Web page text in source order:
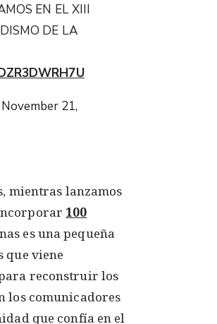
EN EL XIII
DE LA
November 21,
mientras lanzamos
100
es una pequeña
que viene
reconstruir los
los comunicadores
que confía en el